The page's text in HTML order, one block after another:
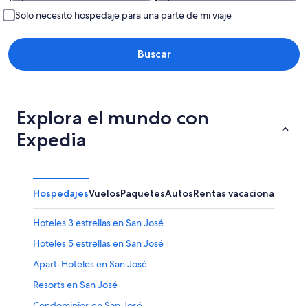
Solo necesito hospedaje para una parte de mi viaje
Buscar
Explora el mundo con
Expedia
HospedajesVuelosPaquetesAutosRentas vacacionales
Hoteles 3 estrellas en San José
Hoteles 5 estrellas en San José
Apart-Hoteles en San José
Resorts en San José